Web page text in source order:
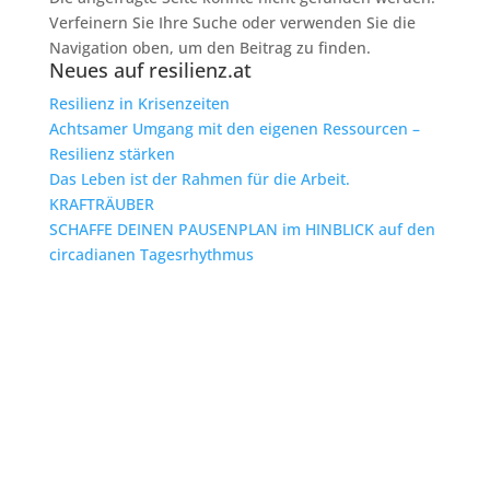
Verfeinern Sie Ihre Suche oder verwenden Sie die
Navigation oben, um den Beitrag zu finden.
Neues auf resilienz.at
Resilienz in Krisenzeiten
Achtsamer Umgang mit den eigenen Ressourcen –
Resilienz stärken
Das Leben ist der Rahmen für die Arbeit.
KRAFTRÄUBER
SCHAFFE DEINEN PAUSENPLAN im HINBLICK auf den
circadianen Tagesrhythmus